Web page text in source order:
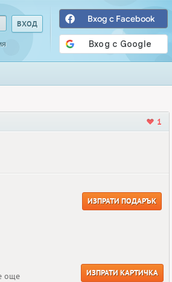
Вход с Facebook
1
ИЗПРАТИ ПОДАРЪК
още
ИЗПРАТИ КАРТИЧКА